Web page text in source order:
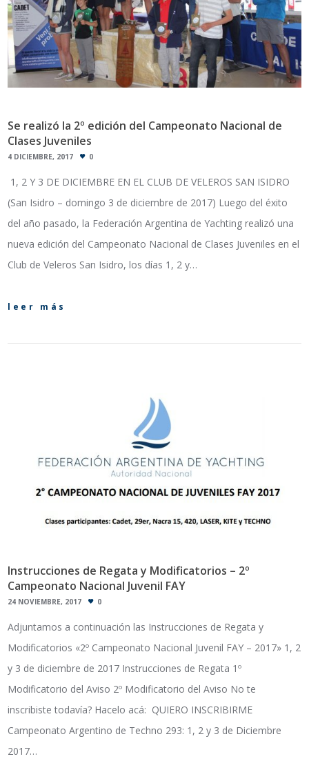
Se realizó la 2º edición del Campeonato Nacional de
Clases Juveniles
4 DICIEMBRE, 2017 0
1, 2 Y 3 DE DICIEMBRE EN EL CLUB DE VELEROS SAN ISIDRO
(San Isidro – domingo 3 de diciembre de 2017) Luego del éxito
del año pasado, la Federación Argentina de Yachting realizó una
nueva edición del Campeonato Nacional de Clases Juveniles en el
Club de Veleros San Isidro, los días 1, 2 y…
leer más
Instrucciones de Regata y Modificatorios – 2º
Campeonato Nacional Juvenil FAY
24 NOVIEMBRE, 2017 0
Adjuntamos a continuación las Instrucciones de Regata y
Modificatorios «2º Campeonato Nacional Juvenil FAY – 2017» 1, 2
y 3 de diciembre de 2017 Instrucciones de Regata 1º
Modificatorio del Aviso 2º Modificatorio del Aviso No te
inscribiste todavía? Hacelo acá: QUIERO INSCRIBIRME
Campeonato Argentino de Techno 293: 1, 2 y 3 de Diciembre
2017…